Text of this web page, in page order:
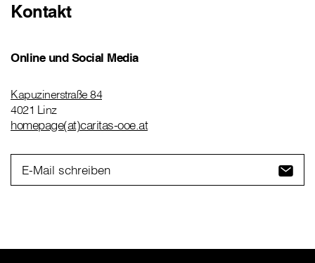
Kontakt
Online und Social Media
Kapuzinerstraße 84
4021 Linz
homepage(at)caritas-ooe.at
E-Mail schreiben